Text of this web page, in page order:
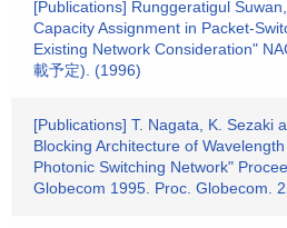
[Publications] Runggeratigul
Capacity Assignment in Packet-
Existing Network Consideration"
載予定). (1996)
[Publications] T. Nagata, K. Sezaki
Blocking Architecture of
Photonic Switching Network"
Globecom 1995. Proc. Globecom.